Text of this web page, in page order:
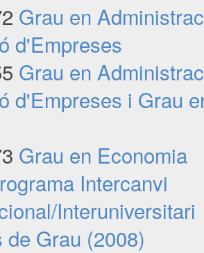
Grau en
d'Empreses
Grau en
d'Empreses i Grau
Grau en Economia
Intercanvi
Interuniversitari
de Grau (2008)